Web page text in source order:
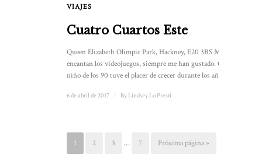
VIAJES
Cuatro Cuartos Este
Queen Elizabeth Olimpic Park, Hackney, E20 3BS Me
encantan los videojuegos, siempre me han gustado. Como
niño de los 90 tuve el placer de crecer durante los años ...
6 de abril de 2017 By Lindsey Lo Presti
1 2 3 … 7 Próxima página »